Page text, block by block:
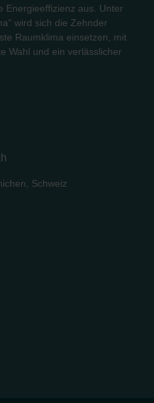
Policy
Energieeffizienz aus. Unter
wird sich die Zehnder
Raumklima einsetzen, mit
Wahl und ein verlässlicher
Schweiz